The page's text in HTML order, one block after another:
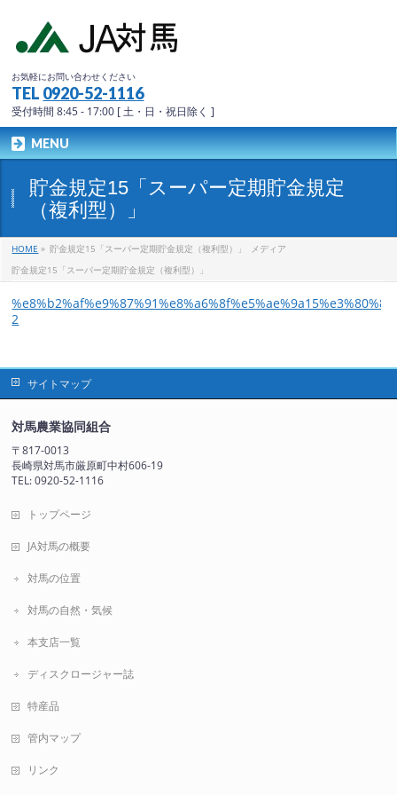
お気軽にお問い合わせください
TEL 0920-52-1116
受付時間 8:45 - 17:00 [ 土・日・祝日除く ]
MENU
貯金規定15「スーパー定期貯金規定
（複利型）」
HOME » 貯金規定15「スーパー定期貯金規定（複利型）」
メディア
貯金規定15「スーパー定期貯金規定（複利型）」
2
サイトマップ
対馬農業協同組合
〒817-0013
長崎県対馬市厳原町中村606-19
TEL: 0920-52-1116
トップページ
JA対馬の概要
対馬の位置
対馬の自然・気候
本支店一覧
ディスクロージャー誌
特産品
管内マップ
リンク